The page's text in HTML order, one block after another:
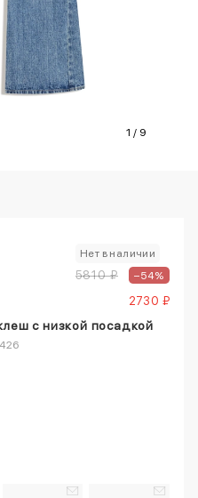
1 / 9
Нет в наличии
5810 ₽ –54%
2730 ₽
с низкой посадкой